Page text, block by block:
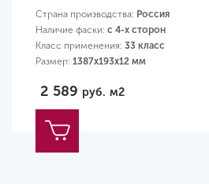
Страна производства: Россия
Наличие фаски: с 4-х сторон
Класс применения: 33 класс
Размер: 1387х193х12 мм
2 589 руб. м2